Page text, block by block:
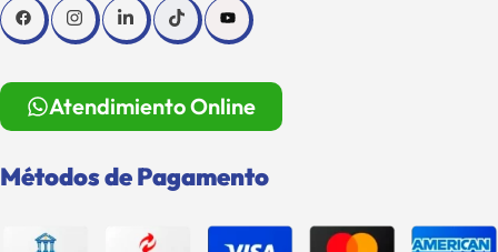
Atendimiento Online
Métodos de Pagamento